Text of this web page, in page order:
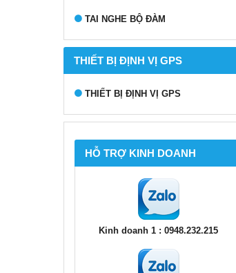
TAI NGHE BỘ ĐÀM
THIẾT BỊ ĐỊNH VỊ GPS
THIẾT BỊ ĐỊNH VỊ GPS
HỖ TRỢ KINH DOANH
Kinh doanh 1 : 0948.232.215